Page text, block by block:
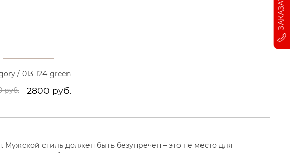
/ 013-124-green
руб.
2800 руб.
стиль должен быть безупречен – это не место для